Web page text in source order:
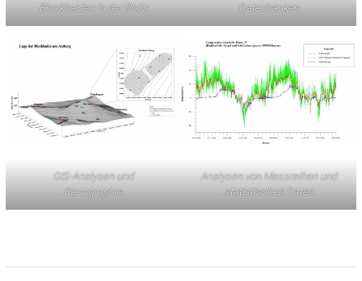
Blockhalden in der Rhön
Datenbanken
GIS-Analysen und
Kartographie
Analysen von Messreihen und
statistischen Daten